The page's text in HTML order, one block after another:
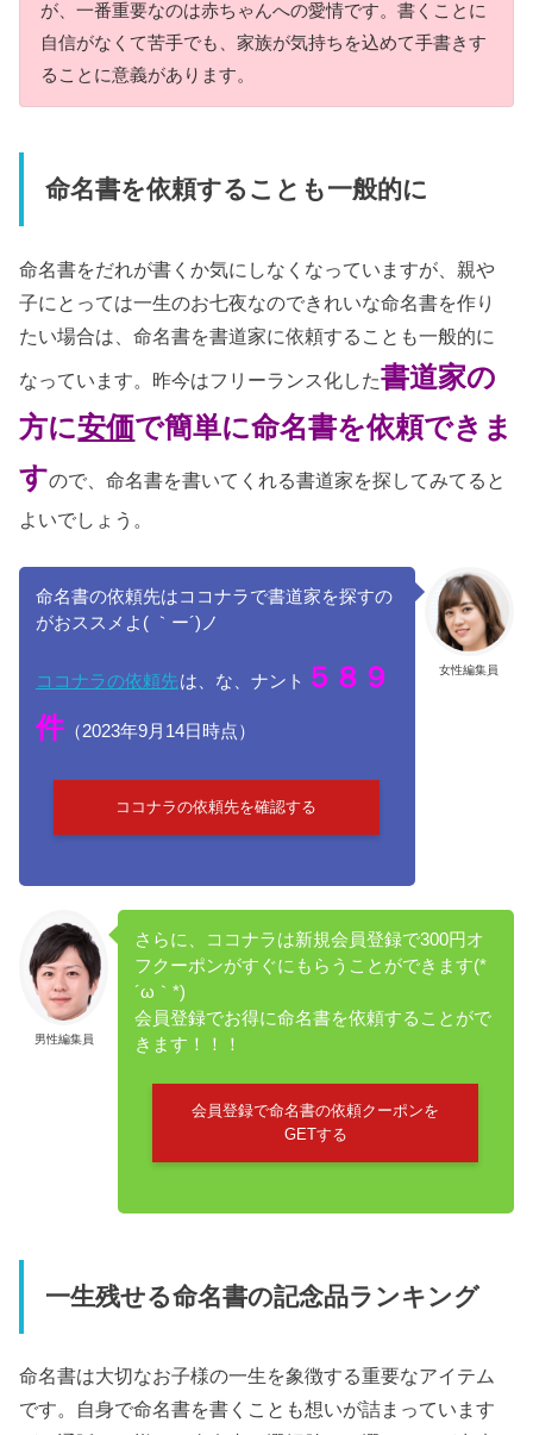
が、一番重要なのは赤ちゃんへの愛情です。書くことに
自信がなくて苦手でも、家族が気持ちを込めて手書きす
ることに意義があります。
命名書を依頼することも一般的に
命名書をだれが書くか気にしなくなっていますが、親や
子にとっては一生のお七夜なのできれいな命名書を作り
たい場合は、命名書を書道家に依頼することも一般的に
なっています。昨今はフリーランス化した書道家の
方に安価で簡単に命名書を依頼できま
すので、命名書を書いてくれる書道家を探してみてると
よいでしょう。
女性編集員
命名書の依頼先はココナラで書道家を探すの
がおススメよ( ｀ー´)ノ
ココナラの依頼先は、な、ナント ５８９
件（2023年9月14日時点）
ココナラの依頼先を確認する
男性編集員
さらに、ココナラは新規会員登録で300円オ
フクーポンがすぐにもらうことができます(*
´ω｀*)
会員登録でお得に命名書を依頼することがで
きます！！！
会員登録で命名書の依頼クーポンを
GETする
一生残せる命名書の記念品ランキング
命名書は大切なお子様の一生を象徴する重要なアイテム
です。自身で命名書を書くことも想いが詰まっています